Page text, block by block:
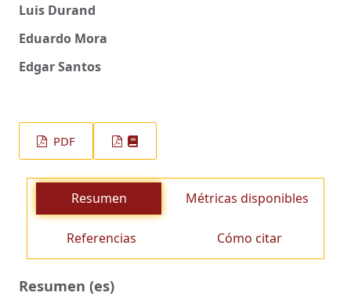
Luis Durand
Eduardo Mora
Edgar Santos
PDF
Resumen Métricas disponibles
Referencias Cómo citar
Resumen (es)